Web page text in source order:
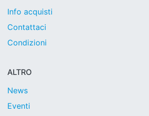
Info acquisti
Contattaci
Condizioni
ALTRO
News
Eventi